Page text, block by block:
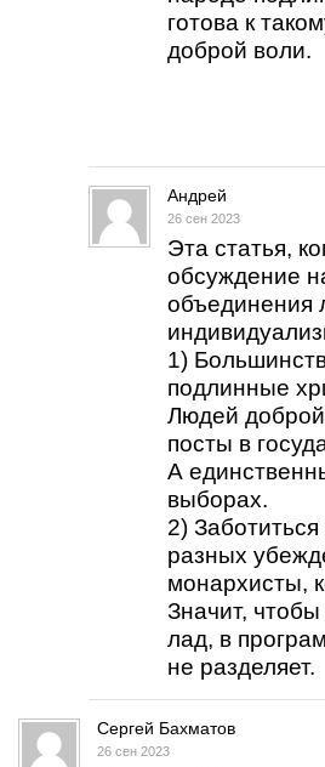
готова к
доброй воли.
Андрей
26 сен 2023
Эта статья,
обсуждение
объединения
1)
подлинные
Людей
посты в
А
выборах.
2)
разных
монархисты,
Значит,
лад, в
не разделяет.
Сергей Бахматов
26 сен 2023